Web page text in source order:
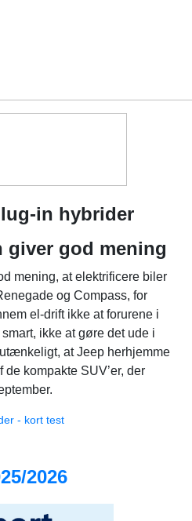
in hybrider
giver god mening
mening, at elektrificere biler
og Compass, for
el-drift ikke at forurene i
ikke at gøre det ude i
at Jeep herhjemme
kompakte SUV’er, der
- kort test
2026